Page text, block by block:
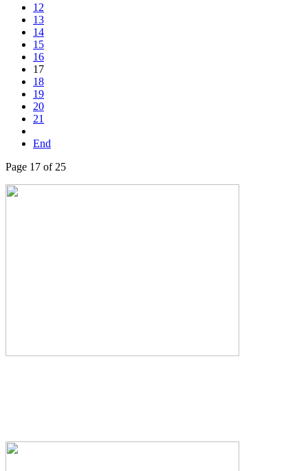
12
13
14
15
16
17
18
19
20
21
End
Page 17 of 25